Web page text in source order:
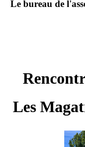
Le bureau de
Les